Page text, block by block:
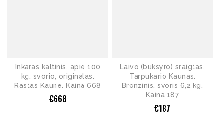
Inkaras kaltinis, apie 100
kg. svorio, originalas.
Rastas Kaune. Kaina 668
€668
Laivo (buksyro) sraigtas.
Tarpukario Kaunas.
Bronzinis, svoris 6,2 kg.
Kaina 187
€187